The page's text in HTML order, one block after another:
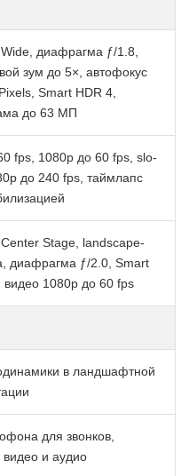
диафрагма ƒ/1.8,
зум до 5×, автофокус
Smart HDR 4,
до 63 МП
fps, 1080p до 60 fps, slo-
до 240 fps, таймлапс
Stage, landscape-
диафрагма ƒ/2.0, Smart
видео 1080p до 60 fps
в ландшафтной
для звонков,
видео и аудио